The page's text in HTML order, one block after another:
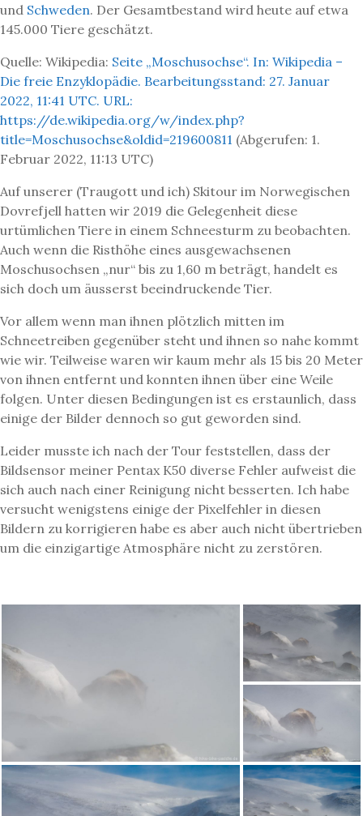
und Schweden. Der Gesamtbestand wird heute auf etwa
145.000 Tiere geschätzt.
Quelle: Wikipedia: Seite „Moschusochse“. In: Wikipedia –
Die freie Enzyklopädie. Bearbeitungsstand: 27. Januar
2022, 11:41 UTC. URL:
https://de.wikipedia.org/w/index.php?
title=Moschusochse&oldid=219600811 (Abgerufen: 1.
Februar 2022, 11:13 UTC)
Auf unserer (Traugott und ich) Skitour im Norwegischen
Dovrefjell hatten wir 2019 die Gelegenheit diese
urtümlichen Tiere in einem Schneesturm zu beobachten.
Auch wenn die Risthöhe eines ausgewachsenen
Moschusochsen „nur“ bis zu 1,60 m beträgt, handelt es
sich doch um äusserst beeindruckende Tier.
Vor allem wenn man ihnen plötzlich mitten im
Schneetreiben gegenüber steht und ihnen so nahe kommt
wie wir. Teilweise waren wir kaum mehr als 15 bis 20 Meter
von ihnen entfernt und konnten ihnen über eine Weile
folgen. Unter diesen Bedingungen ist es erstaunlich, dass
einige der Bilder dennoch so gut geworden sind.
Leider musste ich nach der Tour feststellen, dass der
Bildsensor meiner Pentax K50 diverse Fehler aufweist die
sich auch nach einer Reinigung nicht besserten. Ich habe
versucht wenigstens einige der Pixelfehler in diesen
Bildern zu korrigieren habe es aber auch nicht übertrieben
um die einzigartige Atmosphäre nicht zu zerstören.